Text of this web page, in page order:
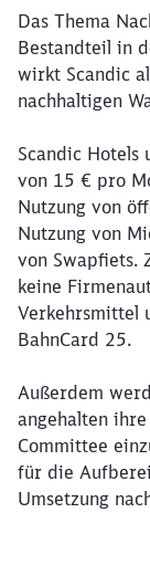
Das Thema
Bestandteil in
wirkt Scandic
nachhaltigen
Scandic Hotels
von 15 € pro
Nutzung von
Nutzung von
von Swapfiets.
keine
Verkehrsmittel
BahnCard 25.
Außerdem
angehalten
Committee
für die
Umsetzung